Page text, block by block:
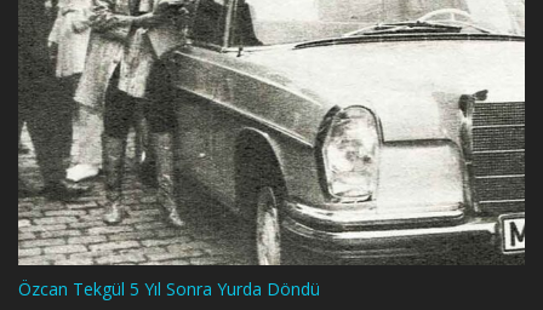
Özcan Tekgül 5 Yıl Sonra Yurda Döndü